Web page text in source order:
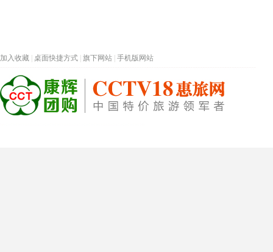
加入收藏 桌面快捷方式 旗下网站 手机版网站